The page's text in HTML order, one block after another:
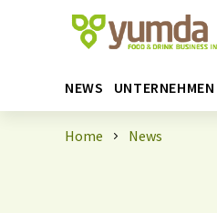
NEWS UNTERNEHMEN
Home News